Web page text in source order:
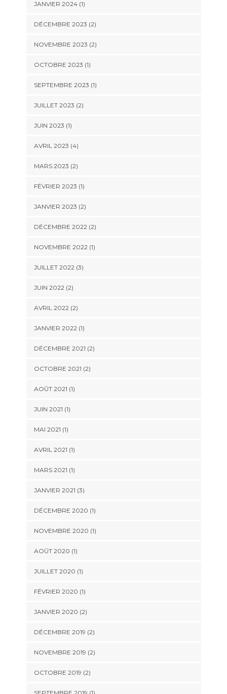
JANVIER 2024(1)
DÉCEMBRE 2023 (2)
NOVEMBRE 2023 (2)
OCTOBRE 2023 (1)
SEPTEMBRE 2023 (1)
JUILLET 2023 (2)
JUIN 2023 (1)
AVRIL 2023 (4)
MARS 2023 (2)
FÉVRIER 2023 (1)
JANVIER 2023 (2)
DÉCEMBRE 2022(2)
NOVEMBRE 2022(1)
JUILLET 2022(3)
JUIN 2022(2)
AVRIL 2022(2)
JANVIER 2022(1)
DÉCEMBRE 2021 (2)
OCTOBRE 2021 (2)
AOÛT 2021 (1)
JUIN 2021 (1)
MAI 2021 (1)
AVRIL 2021 (1)
MARS 2021 (1)
JANVIER 2021 (3)
DÉCEMBRE 2020 (1)
NOVEMBRE 2020 (1)
AOÛT 2020 (1)
JUILLET 2020 (1)
FÉVRIER 2020 (1)
JANVIER 2020 (2)
DÉCEMBRE 2019 (2)
NOVEMBRE 2019 (2)
OCTOBRE 2019 (2)